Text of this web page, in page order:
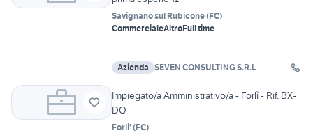
Savignano sul Rubicone(FC)
CommercialeAltroFull time
Azienda SEVEN CONSULTING S.R.L
Impiegato/a Amministrativo/a - Forlì - Rif. BX-
DQ
Forli' (FC)